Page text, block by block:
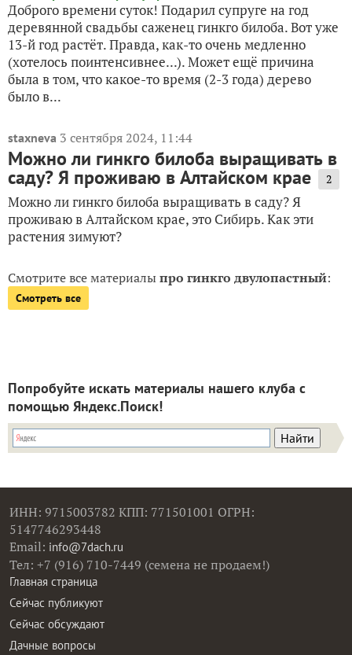
Доброго времени суток! Подарил супруге на год
деревянной свадьбы саженец гинкго билоба. Вот уже
13-й год растёт. Правда, как-то очень медленно
(хотелось поинтенсивнее...). Может ещё причина
была в том, что какое-то время (2-3 года) дерево
было в...
staxneva 3 сентября 2024, 11:44
Можно ли гинкго билоба выращивать в
саду? Я проживаю в Алтайском крае 2
Можно ли гинкго билоба выращивать в саду? Я
проживаю в Алтайском крае, это Сибирь. Как эти
растения зимуют?
Смотрите все материалыпро гинкго двулопастный:
Смотреть все
Попробуйте искать материалы нашего клуба с
помощью Яндекс.Поиск!
ИНН: 9715003782 КПП: 771501001 ОГРН:
5147746293448
Email: info@7dach.ru
Тел: +7 (916) 710-7449 (семена не продаем!)
Главная страница
Сейчас публикуют
Сейчас обсуждают
Дачные вопросы